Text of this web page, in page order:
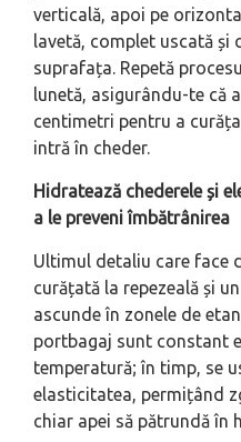
verticală, apoi pe
lavetă, complet uscată și
suprafața. Repetă
lunetă, asigurându-te că
centimetri pentru a
intră în cheder.
Hidratează chederele și
a le preveni îmbătrânirea
Ultimul detaliu care face
curățată la repezeală și
ascunde în zonele de
portbagaj sunt constant
temperatură; în timp, se
elasticitatea, permițând
chiar apei să pătrundă în